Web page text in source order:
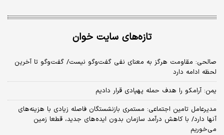
تازه‌های سایت خوان
صالحی: مقاومت هرگز به معنای نفی گفت‌وگو نیست/ گفت‌وگو تا آخرین
لحظه ادامه دارد
یمن: آرامکو را هدف حمله پهپادی قرار دادیم
مدیرعامل تامین اجتماعی: مستمری بازنشستگان فاصله زیادی با هزینه‌های
آنها دارد/ با کاهش درآمد سازمان بدون ایده‌های جدید، قطعا زمین
می‌خوریم